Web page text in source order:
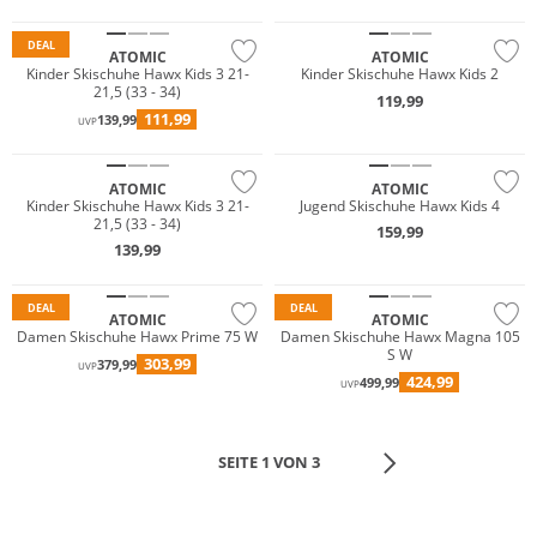
DEAL
ATOMIC
Kinder Skischuhe Hawx Kids 3 21-
21,5 (33 - 34)
UVP139,99 111,99
ATOMIC
Kinder Skischuhe Hawx Kids 2
119,99
ATOMIC
Kinder Skischuhe Hawx Kids 3 21-
21,5 (33 - 34)
139,99
ATOMIC
Jugend Skischuhe Hawx Kids 4
159,99
DEAL
ATOMIC
Damen Skischuhe Hawx Prime 75 W
UVP379,99 303,99
DEAL
ATOMIC
Damen Skischuhe Hawx Magna 105
S W
UVP499,99 424,99
SEITE 1 VON 3